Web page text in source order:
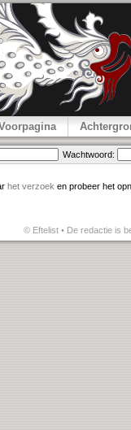
Wachtwoord:
het verzoek en probeer het
© Eftelist • De redactie is